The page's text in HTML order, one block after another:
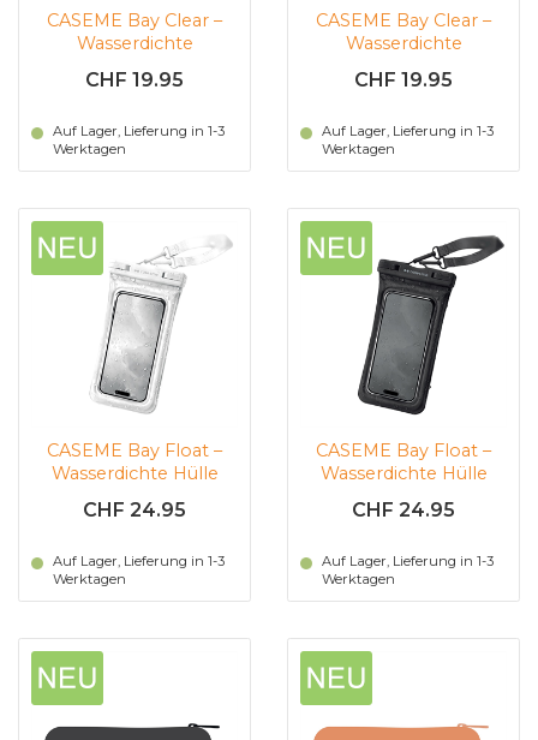
CASEME Bay Clear –
Wasserdichte
CHF 19.95
Auf Lager, Lieferung in 1-3
Werktagen
CASEME Bay Clear –
Wasserdichte
CHF 19.95
Auf Lager, Lieferung in 1-3
Werktagen
CASEME Bay Float –
Wasserdichte Hülle
CHF 24.95
Auf Lager, Lieferung in 1-3
Werktagen
CASEME Bay Float –
Wasserdichte Hülle
CHF 24.95
Auf Lager, Lieferung in 1-3
Werktagen